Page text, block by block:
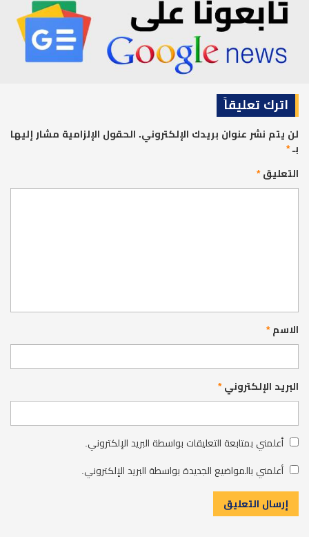
اترك تعليقاً
لن يتم نشر عنوان بريدك الإلكتروني. الحقول الإلزامية مشار إليها
بـ*
التعليق*
الاسم*
البريد الإلكتروني*
أعلمني بمتابعة التعليقات بواسطة البريد الإلكتروني.
أعلمني بالمواضيع الجديدة بواسطة البريد الإلكتروني.